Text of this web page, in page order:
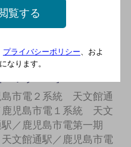
ｚａ＆Ｂａｒ Ｖｉｏ
島市電２系統 天文館通
鹿児島市電１系統 天文
／鹿児島市電第一期
文館通駅／鹿児島市電
覧する
プライバシーポリシー、およ
なります。